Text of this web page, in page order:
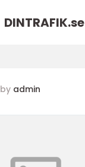
DINTRAFIK.se
by admin